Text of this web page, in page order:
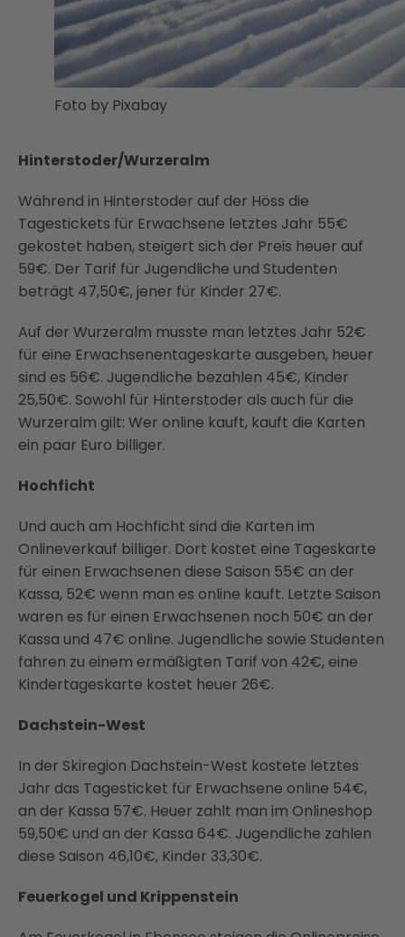
Foto by Pixabay
Hinterstoder/Wurzeralm
Während in Hinterstoder auf der Höss die
Tagestickets für Erwachsene letztes Jahr 55€
gekostet haben, steigert sich der Preis heuer auf
59€. Der Tarif für Jugendliche und Studenten
beträgt 47,50€, jener für Kinder 27€.
Auf der Wurzeralm musste man letztes Jahr 52€
für eine Erwachsenentageskarte ausgeben, heuer
sind es 56€. Jugendliche bezahlen 45€, Kinder
25,50€. Sowohl für Hinterstoder als auch für die
Wurzeralm gilt: Wer online kauft, kauft die Karten
ein paar Euro billiger.
Hochficht
Und auch am Hochficht sind die Karten im
Onlineverkauf billiger. Dort kostet eine Tageskarte
für einen Erwachsenen diese Saison 55€ an der
Kassa, 52€ wenn man es online kauft. Letzte Saison
waren es für einen Erwachsenen noch 50€ an der
Kassa und 47€ online. Jugendliche sowie Studenten
fahren zu einem ermäßigten Tarif von 42€, eine
Kindertageskarte kostet heuer 26€.
Dachstein-West
In der Skiregion Dachstein-West kostete letztes
Jahr das Tagesticket für Erwachsene online 54€,
an der Kassa 57€. Heuer zahlt man im Onlineshop
59,50€ und an der Kassa 64€. Jugendliche zahlen
diese Saison 46,10€, Kinder 33,30€.
Feuerkogel und Krippenstein